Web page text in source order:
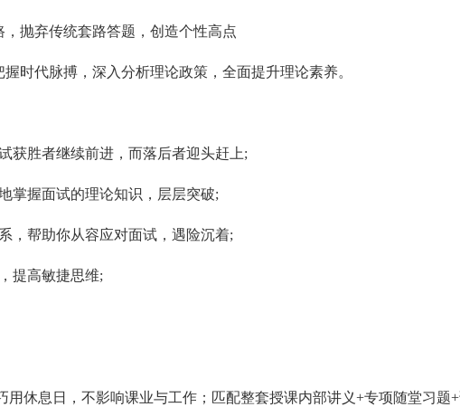
抛弃传统套路答题，创造个性高点
时代脉搏，深入分析理论政策，全面提升理论素养。
获胜者继续前进，而落后者迎头赶上;
掌握面试的理论知识，层层突破;
，帮助你从容应对面试，遇险沉着;
提高敏捷思维;
用休息日，不影响课业与工作；匹配整套授课内部讲义+专项随堂习题+